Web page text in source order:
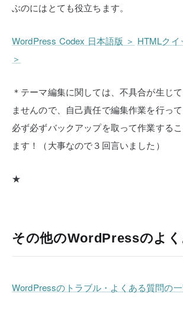
ぶのにはとても役立ちます。
WordPress Codex 日本語版 ＞ HTMLクイ
＞
＊テーマ編集に関しては、不具合が生じ
ませんので、自己責任で編集作業を行って
必ず必ずバックアップを取って作業する
ます！（大事なので３回言いました）
★
その他のWordPressのよく
WordPressのトラブル・よくある質問の